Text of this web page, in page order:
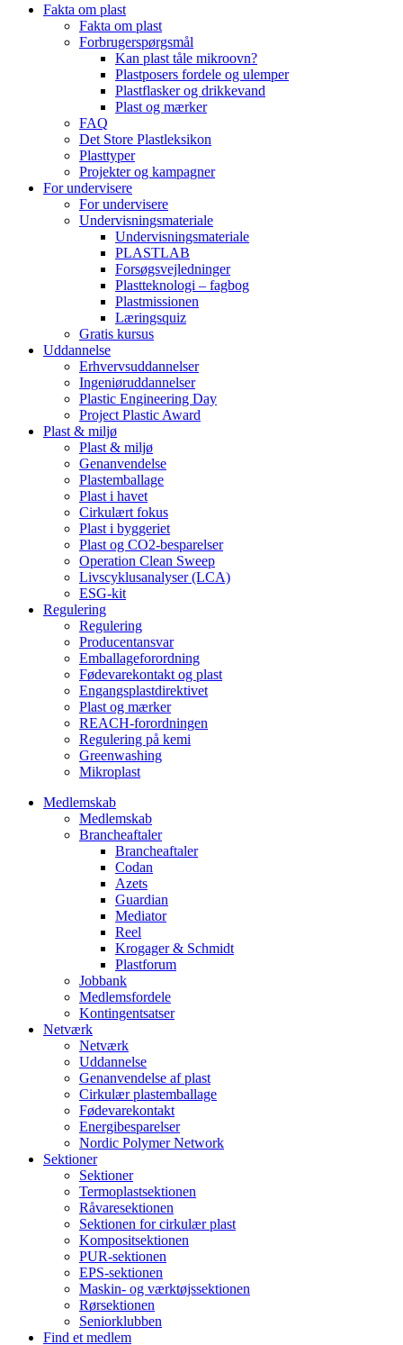
Fakta om plast
Fakta om plast
Forbrugerspørgsmål
Kan plast tåle mikroovn?
Plastposers fordele og ulemper
Plastflasker og drikkevand
Plast og mærker
FAQ
Det Store Plastleksikon
Plasttyper
Projekter og kampagner
For undervisere
For undervisere
Undervisningsmateriale
Undervisningsmateriale
PLASTLAB
Forsøgsvejledninger
Plastteknologi – fagbog
Plastmissionen
Læringsquiz
Gratis kursus
Uddannelse
Erhvervsuddannelser
Ingeniøruddannelser
Plastic Engineering Day
Project Plastic Award
Plast & miljø
Plast & miljø
Genanvendelse
Plastemballage
Plast i havet
Cirkulært fokus
Plast i byggeriet
Plast og CO2-besparelser
Operation Clean Sweep
Livscyklusanalyser (LCA)
ESG-kit
Regulering
Regulering
Producentansvar
Emballageforordning
Fødevarekontakt og plast
Engangsplastdirektivet
Plast og mærker
REACH-forordningen
Regulering på kemi
Greenwashing
Mikroplast
Medlemskab
Medlemskab
Brancheaftaler
Brancheaftaler
Codan
Azets
Guardian
Mediator
Reel
Krogager & Schmidt
Plastforum
Jobbank
Medlemsfordele
Kontingentsatser
Netværk
Netværk
Uddannelse
Genanvendelse af plast
Cirkulær plastemballage
Fødevarekontakt
Energibesparelser
Nordic Polymer Network
Sektioner
Sektioner
Termoplastsektionen
Råvaresektionen
Sektionen for cirkulær plast
Kompositsektionen
PUR-sektionen
EPS-sektionen
Maskin- og værktøjssektionen
Rørsektionen
Seniorklubben
Find et medlem